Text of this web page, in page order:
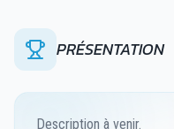
PRÉSENTATION
Description à venir.